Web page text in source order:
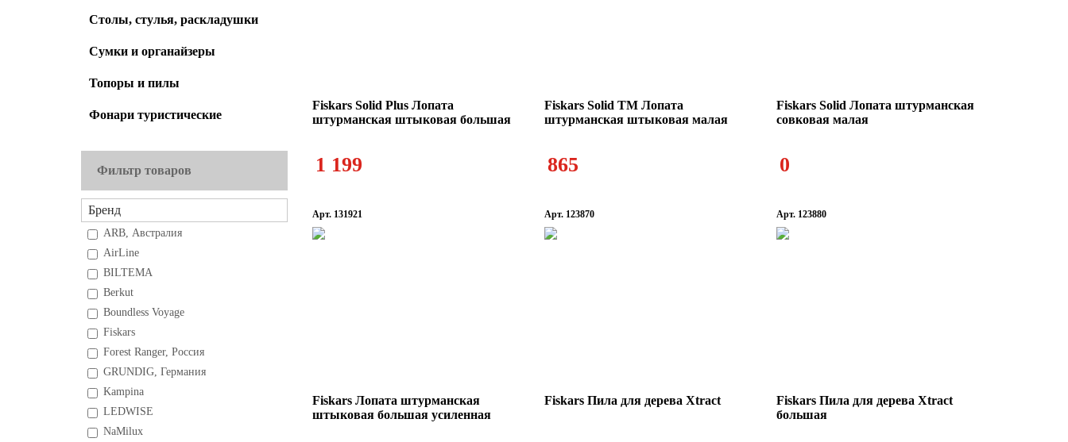
Столы, стулья, раскладушки
Сумки и органайзеры
Топоры и пилы
Фонари туристические
Фильтр товаров
Бренд
ARB, Австралия
AirLine
BILTEMA
Berkut
Boundless Voyage
Fiskars
Forest Ranger, Россия
GRUNDIG, Германия
Kampina
LEDWISE
NaMilux
Мини-мойки и походный
душ
Fiskars Solid Plus Лопата
штурманская штыковая большая
1 199
Fiskars Solid TM Лопата
штурманская штыковая малая
865
Fiskars Solid Лопата штурманская
совковая малая
0
Арт. 131921
Fiskars Лопата штурманская
штыковая большая усиленная
Арт. 123870
Fiskars Пила для дерева Xtract
Арт. 123880
Fiskars Пила для дерева Xtract
большая